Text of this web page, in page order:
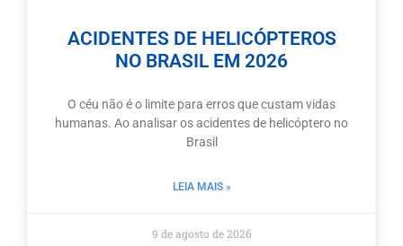
ACIDENTES DE HELICÓPTEROS
NO BRASIL EM 2026
O céu não é o limite para erros que custam vidas
humanas. Ao analisar os acidentes de helicóptero no
Brasil
LEIA MAIS »
9 de agosto de 2026